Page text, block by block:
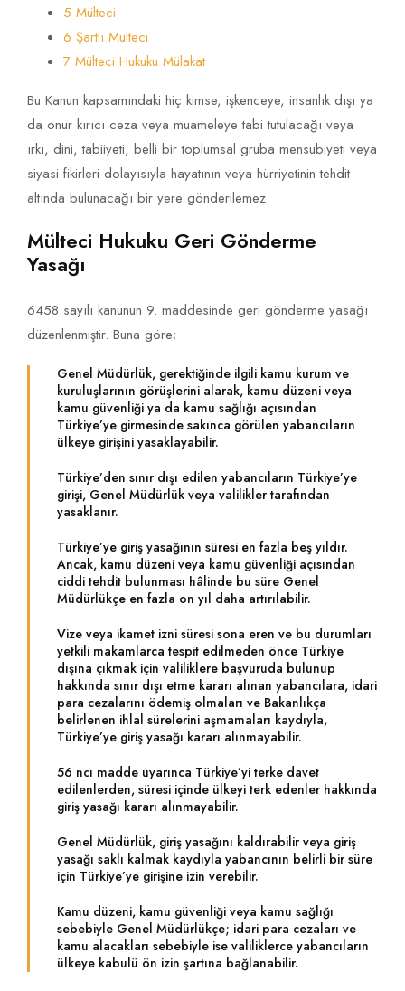
5 Mülteci
6 Şartlı Mülteci
7 Mülteci Hukuku Mülakat
Bu Kanun kapsamındaki hiç kimse, işkenceye, insanlık dışı ya
da onur kırıcı ceza veya muameleye tabi tutulacağı veya
ırkı, dini, tabiiyeti, belli bir toplumsal gruba mensubiyeti veya
siyasi fikirleri dolayısıyla hayatının veya hürriyetinin tehdit
altında bulunacağı bir yere gönderilemez.
Mülteci Hukuku Geri Gönderme
Yasağı
6458 sayılı kanunun 9. maddesinde geri gönderme yasağı
düzenlenmiştir. Buna göre;
Genel Müdürlük, gerektiğinde ilgili kamu kurum ve
kuruluşlarının görüşlerini alarak, kamu düzeni veya
kamu güvenliği ya da kamu sağlığı açısından
Türkiye’ye girmesinde sakınca görülen yabancıların
ülkeye girişini yasaklayabilir.
Türkiye’den sınır dışı edilen yabancıların Türkiye’ye
girişi, Genel Müdürlük veya valilikler tarafından
yasaklanır.
Türkiye’ye giriş yasağının süresi en fazla beş yıldır.
Ancak, kamu düzeni veya kamu güvenliği açısından
ciddi tehdit bulunması hâlinde bu süre Genel
Müdürlükçe en fazla on yıl daha artırılabilir.
Vize veya ikamet izni süresi sona eren ve bu durumları
yetkili makamlarca tespit edilmeden önce Türkiye
dışına çıkmak için valiliklere başvuruda bulunup
hakkında sınır dışı etme kararı alınan yabancılara, idari
para cezalarını ödemiş olmaları ve Bakanlıkça
belirlenen ihlal sürelerini aşmamaları kaydıyla,
Türkiye’ye giriş yasağı kararı alınmayabilir.
56 ncı madde uyarınca Türkiye’yi terke davet
edilenlerden, süresi içinde ülkeyi terk edenler hakkında
giriş yasağı kararı alınmayabilir.
Genel Müdürlük, giriş yasağını kaldırabilir veya giriş
yasağı saklı kalmak kaydıyla yabancının belirli bir süre
için Türkiye’ye girişine izin verebilir.
Kamu düzeni, kamu güvenliği veya kamu sağlığı
sebebiyle Genel Müdürlükçe; idari para cezaları ve
kamu alacakları sebebiyle ise valiliklerce yabancıların
ülkeye kabulü ön izin şartına bağlanabilir.